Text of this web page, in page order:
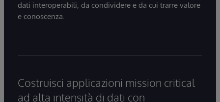
dati interoperabili, da condividere e da cui trarre valore
e conoscenza.
Costruisci applicazioni mission critical
ad alta intensità di dati con